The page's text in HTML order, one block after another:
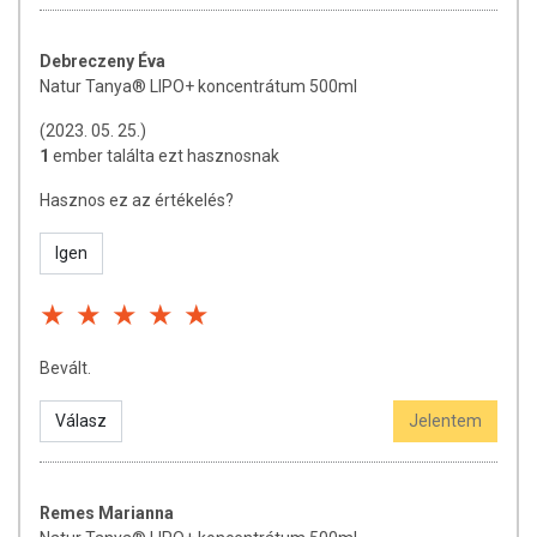
kivonat, máriatövis (Silybum marianum Gaertn.) termés kivonat.
Hatóanyagok az napi adagban
Fruktooligoszacharid (élelmi rost)
Ananász (*Ananas sativus* Schult.) szár kivonat
Édesgyökér (*Glycyrrhiza glabra* *L.*) kivonat
*amelyből 19% glicirrizinsav*
Kamilla (*Matricaria chamomilla L.*) virág kivonat az 15 mg
Komló (*Humulus lupulus L.*) toboz kivonat
Debreczeny Éva
Natur Tanya® LIPO+ koncentrátum 500ml
(2023. 05. 25.)
1 ember találta ezt hasznosnak
Hasznos ez az értékelés?
Igen
Bevált.
Válasz Jelentem
Remes Marianna